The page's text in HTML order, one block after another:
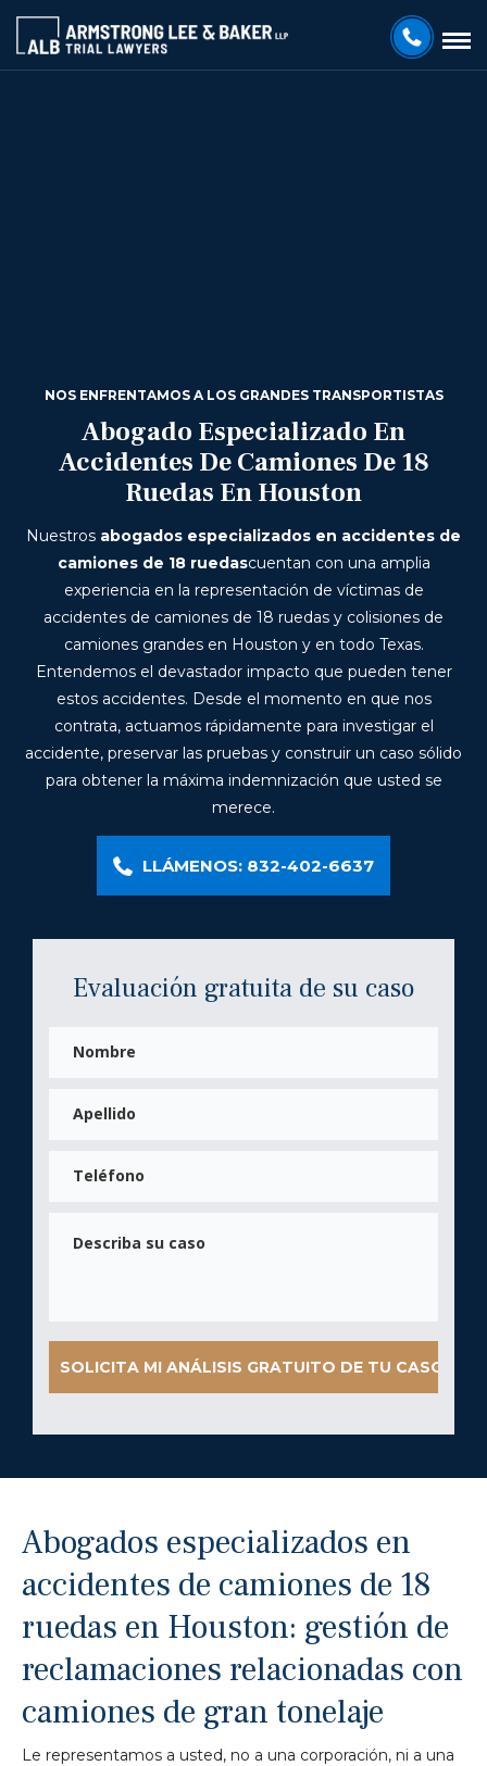
NOS ENFRENTAMOS A LOS GRANDES TRANSPORTISTAS
Abogado Especializado En
Accidentes De Camiones De 18
Ruedas En Houston
Nuestros abogados especializados en accidentes de
camiones de 18 ruedascuentan con una amplia
experiencia en la representación de víctimas de
accidentes de camiones de 18 ruedas y colisiones de
camiones grandes en Houston y en todo Texas.
Entendemos el devastador impacto que pueden tener
estos accidentes. Desde el momento en que nos
contrata, actuamos rápidamente para investigar el
accidente, preservar las pruebas y construir un caso sólido
para obtener la máxima indemnización que usted se
merece.
LLÁMENOS: 832-402-6637
Evaluación gratuita de su caso
Abogados especializados en
accidentes de camiones de 18
ruedas en Houston: gestión de
reclamaciones relacionadas con
camiones de gran tonelaje
Le representamos a usted, no a una corporación, ni a una